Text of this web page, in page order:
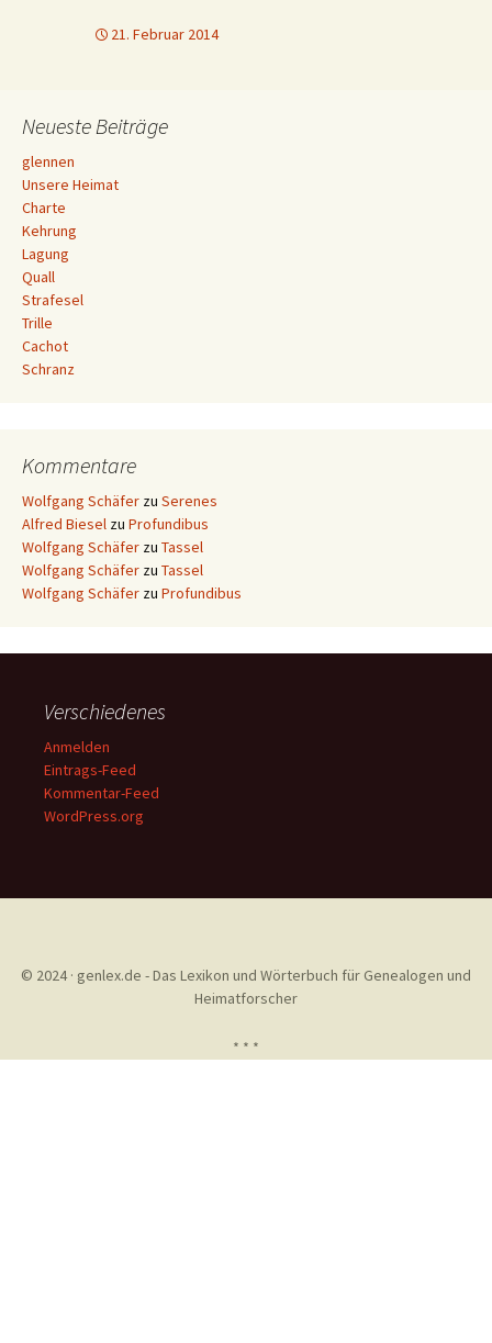
21. Februar 2014
Neueste Beiträge
glennen
Unsere Heimat
Charte
Kehrung
Lagung
Quall
Strafesel
Trille
Cachot
Schranz
Kommentare
Wolfgang Schäfer zu Serenes
Alfred Biesel zu Profundibus
Wolfgang Schäfer zu Tassel
Wolfgang Schäfer zu Tassel
Wolfgang Schäfer zu Profundibus
Verschiedenes
Anmelden
Eintrags-Feed
Kommentar-Feed
WordPress.org
© 2024 · genlex.de - Das Lexikon und Wörterbuch für Genealogen und
Heimatforscher
* * *